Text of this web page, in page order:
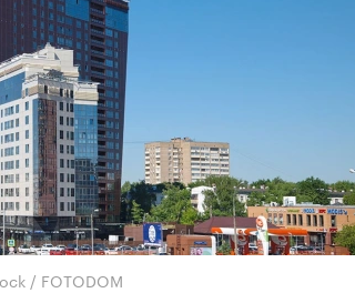
/ FOTODOM